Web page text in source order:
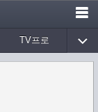
TV프로